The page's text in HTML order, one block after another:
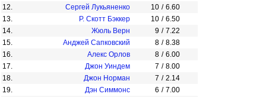
12.
Сергей Лукьяненко 10 / 6.60
13.
Р. Скотт Бэккер 10 / 6.50
14.
Жюль Верн 9 / 7.22
15.
Анджей Сапковский 8 / 8.38
16.
Алекс Орлов 8 / 6.00
17.
Джон Уиндем 7 / 8.00
18.
Джон Норман 7 / 2.14
19.
Дэн Симмонс 6 / 7.00